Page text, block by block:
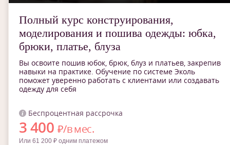
Полный курс конструирования,
моделирования и пошива одежды: юбка,
брюки, платье, блуза
Вы освоите пошив юбок, брюк, блуз и платьев, закрепив
навыки на практике. Обучение по системе Эколь
поможет уверенно работать с клиентами или создавать
одежду для себя
Беспроцентная рассрочка
3 400 ₽/в мес.
Или 61 200 ₽ одним платежом